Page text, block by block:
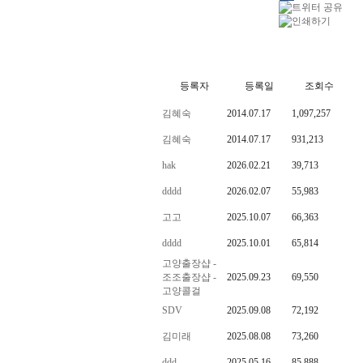
등록자 등록일 조회수
김혜숙 2014.07.17 1,097,257
김혜숙 2014.07.17 931,213
hak 2026.02.21 39,713
dddd 2026.02.07 55,983
고고 2025.10.07 66,363
dddd 2025.10.01
65,814
고양출장샵 -
조조출장샵 -
고양콜걸
2025.09.23 69,550
SDV 2025.09.08 72,192
김미래 2025.08.08 73,260